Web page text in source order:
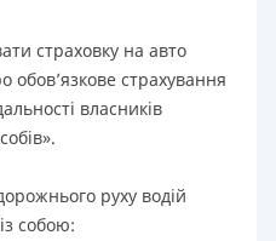
страховку на авто
обов’язкове страхування
власників
руху водій
собою: